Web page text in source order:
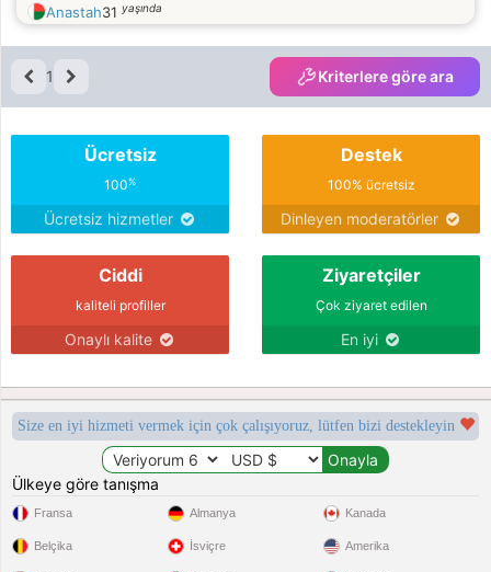
Anastah31 yaşında
1 Kriterlere göre ara
Ücretsiz
100%
Ücretsiz hizmetler
Destek
100% ücretsiz
Dinleyen moderatörler
Ciddi
kaliteli profiller
Onaylı kalite
Ziyaretçiler
Çok ziyaret edilen
En iyi
Size en iyi hizmeti vermek için çok çalışıyoruz, lütfen bizi destekleyin
Ülkeye göre tanışma
Fransa
Belçika
Almanya
İsviçre
Kanada
Amerika